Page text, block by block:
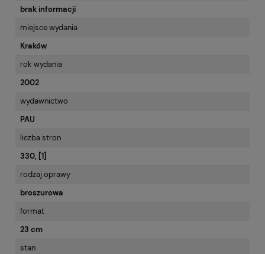
brak informacji
miejsce wydania
Kraków
rok wydania
2002
wydawnictwo
PAU
liczba stron
330, [1]
rodzaj oprawy
broszurowa
format
23 cm
stan